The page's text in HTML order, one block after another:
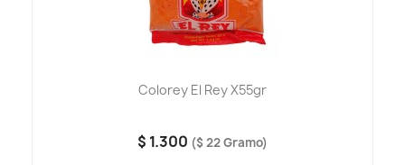
Colorey El Rey X55gr
$ 1.300 ($ 22 Gramo)